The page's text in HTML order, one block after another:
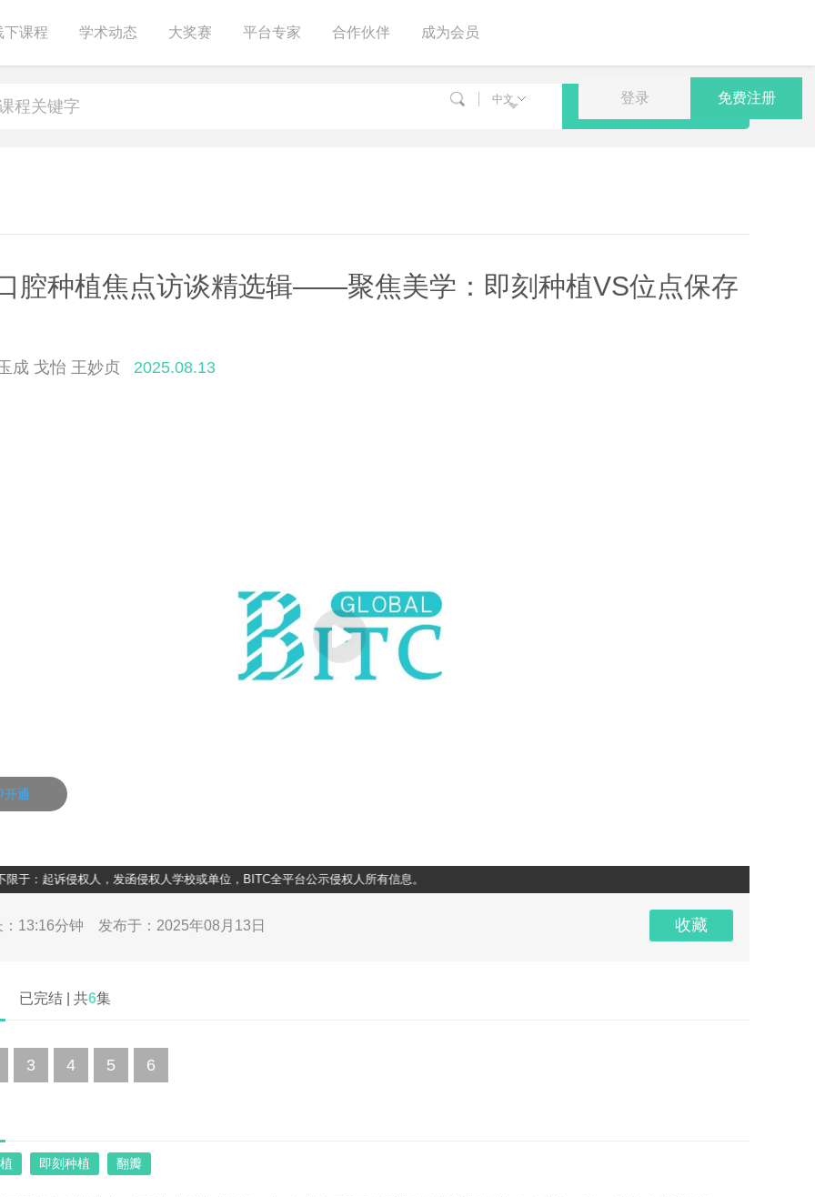
下课程 学术动态 大奖赛 平台专家 合作伙伴 成为会员
中文 登录 免费注册
搜索
腔种植焦点访谈精选辑——聚焦美学：即刻种植VS位点保存
成 戈怡 王妙贞 2025.08.13
/ 13:16
开通
诉侵权人，发函侵权人学校或单位，BITC全平台公示侵权人所有信息。
13:16分钟 发布于：2025年08月13日 收藏
已完结 | 共6集
3 4 5 6
即刻种植 翻瓣